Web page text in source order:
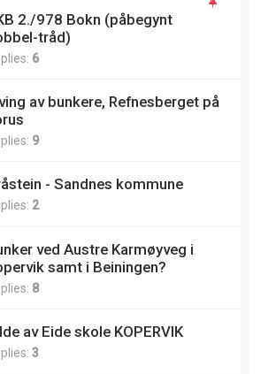
2./978 Bokn (påbegynt
tråd)
6
av bunkere, Refnesberget på
9
- Sandnes kommune
2
ved Austre Karmøyveg i
samt i Beiningen?
8
av Eide skole KOPERVIK
3